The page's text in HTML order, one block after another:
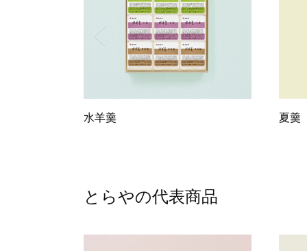
水羊羹 夏羹
とらやの代表商品